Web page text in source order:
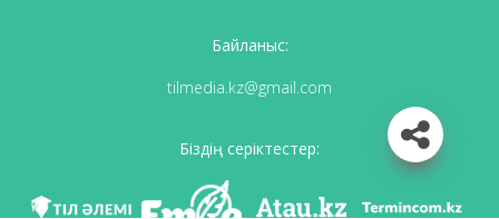
Байланыс:
tilmedia.kz@gmail.com
Біздің серіктестер: